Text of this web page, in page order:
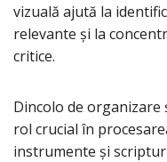
vizuală ajută la
relevante și la
critice.
Dincolo de organizare
rol crucial în
instrumente și